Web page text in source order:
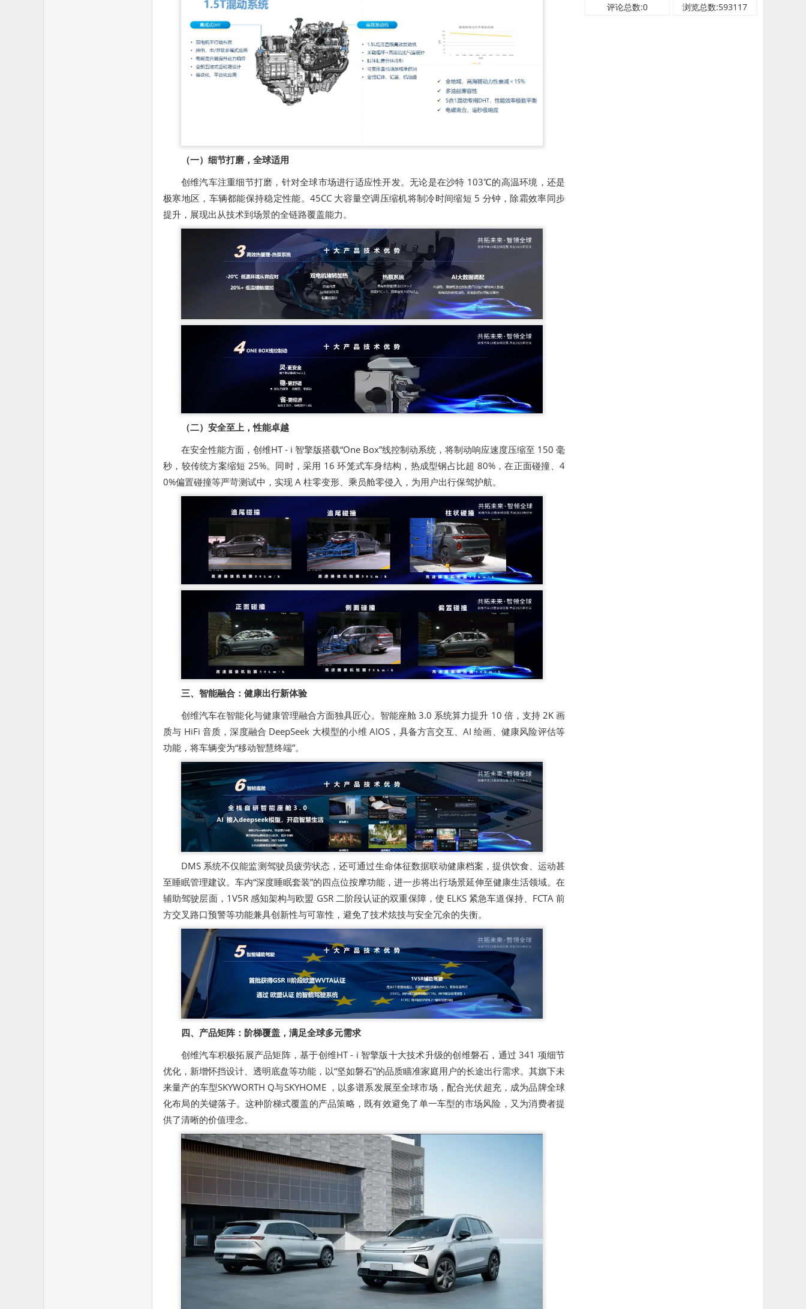
（一）细节打磨，全球适用
创维汽车注重细节打磨，针对全球市场进行适应性开发。无论是在沙特 103℃的高温环境，还是
极寒地区，车辆都能保持稳定性能。45CC 大容量空调压缩机将制冷时间缩短 5 分钟，除霜效率同步
提升，展现出从技术到场景的全链路覆盖能力。
（二）安全至上，性能卓越
在安全性能方面，创维HT - i 智擎版搭载“One Box”线控制动系统，将制动响应速度压缩至 150 毫
秒，较传统方案缩短 25%。同时，采用 16 环笼式车身结构，热成型钢占比超 80%，在正面碰撞、4
0%偏置碰撞等严苛测试中，实现 A 柱零变形、乘员舱零侵入，为用户出行保驾护航。
三、智能融合：健康出行新体验
创维汽车在智能化与健康管理融合方面独具匠心。智能座舱 3.0 系统算力提升 10 倍，支持 2K 画
质与 HiFi 音质，深度融合 DeepSeek 大模型的小维 AIOS，具备方言交互、AI 绘画、健康风险评估等
功能，将车辆变为“移动智慧终端”。
DMS 系统不仅能监测驾驶员疲劳状态，还可通过生命体征数据联动健康档案，提供饮食、运动甚
至睡眠管理建议。车内“深度睡眠套装”的四点位按摩功能，进一步将出行场景延伸至健康生活领域。在
辅助驾驶层面，1V5R 感知架构与欧盟 GSR 二阶段认证的双重保障，使 ELKS 紧急车道保持、FCTA 前
方交叉路口预警等功能兼具创新性与可靠性，避免了技术炫技与安全冗余的失衡。
四、产品矩阵：阶梯覆盖，满足全球多元需求
创维汽车积极拓展产品矩阵，基于创维HT - i 智擎版十大技术升级的创维磐石，通过 341 项细节
优化，新增怀挡设计、透明底盘等功能，以“坚如磐石”的品质瞄准家庭用户的长途出行需求。其旗下未
来量产的车型SKYWORTH Q与SKYHOME ，以多谱系发展至全球市场，配合光伏超充，成为品牌全球
化布局的关键落子。这种阶梯式覆盖的产品策略，既有效避免了单一车型的市场风险，又为消费者提
供了清晰的价值理念。
评论总数:0
浏览总数:593117